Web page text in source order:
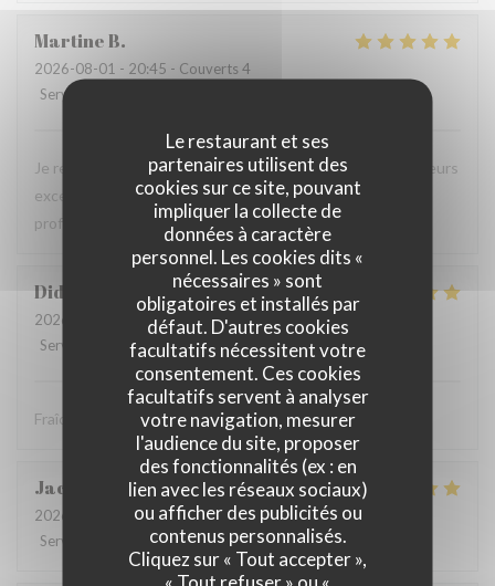
Le restaurant et ses
partenaires utilisent des
cookies sur ce site, pouvant
impliquer la collecte de
données à caractère
personnel. Les cookies dits «
nécessaires » sont
obligatoires et installés par
défaut. D'autres cookies
facultatifs nécessitent votre
consentement. Ces cookies
facultatifs servent à analyser
votre navigation, mesurer
l'audience du site, proposer
des fonctionnalités (ex : en
lien avec les réseaux sociaux)
ou afficher des publicités ou
contenus personnalisés.
Cliquez sur « Tout accepter »,
« Tout refuser » ou «
MartineB
2026-08-01 - 20:45 - Couverts 4
Service
/5
Je recommande ce restaurant, la qualité des plats, les saveurs
exceptionnelles sans compter la gentillesse et
professionnalisme du personnel.
Didier
2026-08-01
- 12:30 - Couverts 4
Service
Ambiance: 5/5 Cuisine:5/5 Qualité / Prix
Fraîcheur des produits
Jacques
2026-07-31
- 20:30 - Couverts 2
Service
Ambiance:5/5 Cuisine:5/5 Qualité / Prix